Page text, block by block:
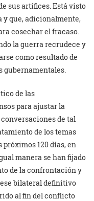
sus artífices. Está visto
y que, adicionalmente,
cosechar el fracaso.
la guerra recrudece y
como resultado de
gubernamentales.
de las
para ajustar la
de tal
de los temas
120 días, en
manera se han fijado
de la confrontación y
bilateral definitivo
al fin del conflicto